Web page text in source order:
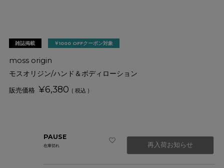
雑誌掲載 ￥1000 OFFクーポン対象
moss origin
モスオリジン/ハンド＆ボディローション
¥6,380 税込
PAUSE
在庫切れ 再入荷お知らせ